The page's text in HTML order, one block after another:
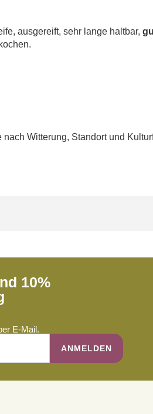
ausgereift, sehr lange haltbar,
Witterung, Standort und
10%
E-Mail.